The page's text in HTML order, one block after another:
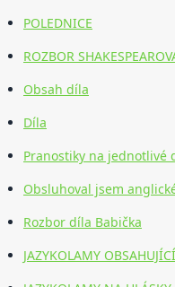
POLEDNICE
ROZBOR
Obsah díla
Díla
Pranostiky na jednotlivé
Obsluhoval jsem
Rozbor díla Babička
JAZYKOLAMY